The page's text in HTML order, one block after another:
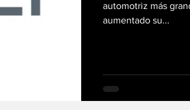
automotriz más
aumentado su...